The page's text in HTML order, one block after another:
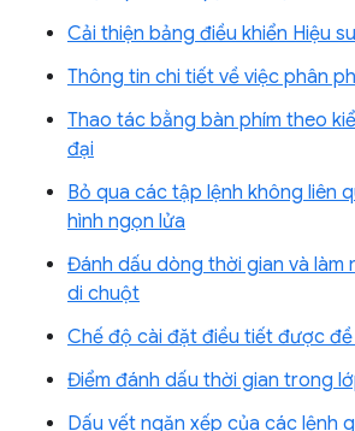
Cải thiện bảng điều khiển Hiệu
Thông tin chi tiết về việc phân
Thao tác bằng bàn phím theo
đại
Bỏ qua các tập lệnh không liên
hình ngọn lửa
Đánh dấu dòng thời gian và làm
di chuột
Chế độ cài đặt điều tiết được
Điểm đánh dấu thời gian trong
Dấu vết ngăn xếp của các lệnh